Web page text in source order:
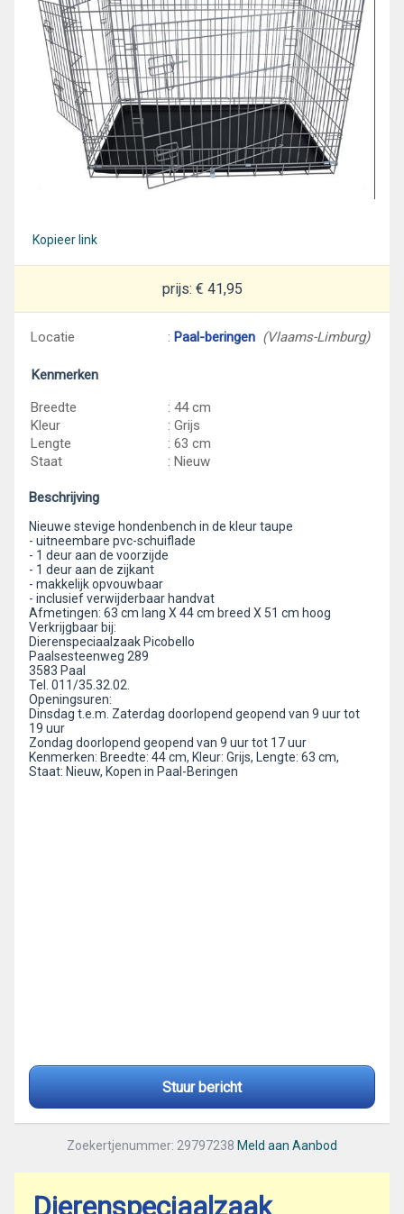
Kopieer link
prijs: € 41,95
Locatie : Paal-beringen (Vlaams-Limburg)
Kenmerken
Breedte
: 44 cm
Kleur
: Grijs
Lengte
: 63 cm
Staat
: Nieuw
Beschrijving
Nieuwe stevige hondenbench in de kleur taupe
- uitneembare pvc-schuiflade
- 1 deur aan de voorzijde
- 1 deur aan de zijkant
- makkelijk opvouwbaar
- inclusief verwijderbaar handvat
Afmetingen: 63 cm lang X 44 cm breed X 51 cm hoog
Verkrijgbaar bij:
Dierenspeciaalzaak Picobello
Paalsesteenweg 289
3583 Paal
Tel. 011/35.32.02.
Openingsuren:
Dinsdag t.e.m. Zaterdag doorlopend geopend van 9 uur tot
19 uur
Zondag doorlopend geopend van 9 uur tot 17 uur
Kenmerken: Breedte: 44 cm, Kleur: Grijs, Lengte: 63 cm,
Staat: Nieuw, Kopen in Paal-Beringen
Stuur bericht
Zoekertjenummer: 29797238 Meld aan Aanbod
Dierenspeciaalzaak